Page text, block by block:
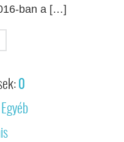
ban a […]
0
Egyéb